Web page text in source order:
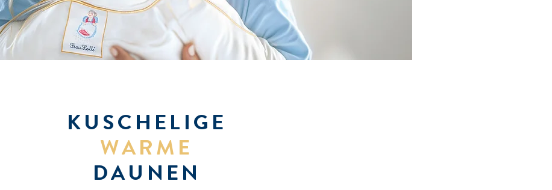
KUSCHELIGE
WARME
DAUNEN